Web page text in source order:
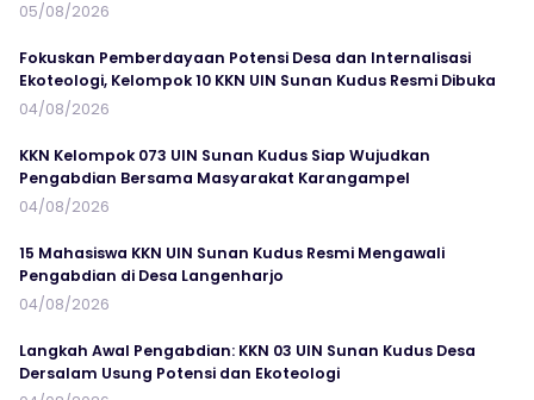
05/08/2026
Fokuskan Pemberdayaan Potensi Desa dan Internalisasi
Ekoteologi, Kelompok 10 KKN UIN Sunan Kudus Resmi Dibuka
04/08/2026
KKN Kelompok 073 UIN Sunan Kudus Siap Wujudkan
Pengabdian Bersama Masyarakat Karangampel
04/08/2026
15 Mahasiswa KKN UIN Sunan Kudus Resmi Mengawali
Pengabdian di Desa Langenharjo
04/08/2026
Langkah Awal Pengabdian: KKN 03 UIN Sunan Kudus Desa
Dersalam Usung Potensi dan Ekoteologi